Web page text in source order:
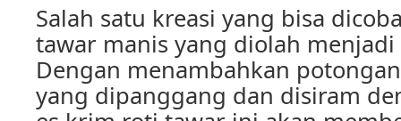
Salah satu kreasi yang bisa
tawar manis yang diolah
Dengan menambahkan
yang dipanggang dan disiram